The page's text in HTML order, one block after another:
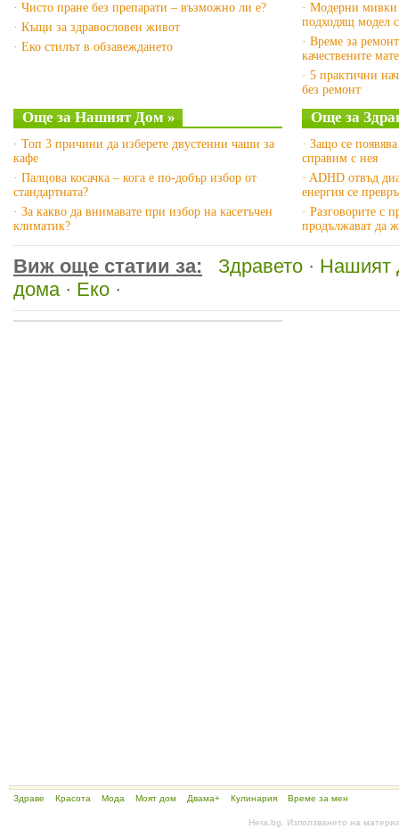
· Чисто пране без препарати – възможно ли е?
· Къщи за здравословен живот
· Еко стилът в обзавеждането
· Модерни мивки
подходящ модел
· Време за
качествените
· 5 практични
без ремонт
Още за Нашият Дом »
· Топ 3 причини да изберете двустенни чаши за
кафе
· Палцова косачка – кога е по-добър избор от
стандартната?
· За какво да внимавате при избор на касетъчен
климатик?
Още за
· Защо се
справим с нея
· ADHD отвъд
енергия се
· Разговорите с
продължават да
Виж още статии за: Здравето · Нашият
дома· Еко ·
Здраве Красота Мода Моят дом Двама+ Кулинария Време за мен
Hera.bg. Използването на